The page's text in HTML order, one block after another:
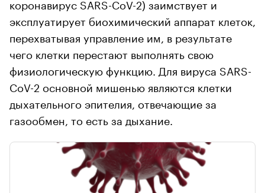
коронавирус SARS-CoV-2) заимствует и
эксплуатирует биохимический аппарат клеток,
перехватывая управление им, в результате
чего клетки перестают выполнять свою
физиологическую функцию. Для вируса SARS-
CoV-2 основной мишенью являются клетки
дыхательного эпителия, отвечающие за
газообмен, то есть за дыхание.